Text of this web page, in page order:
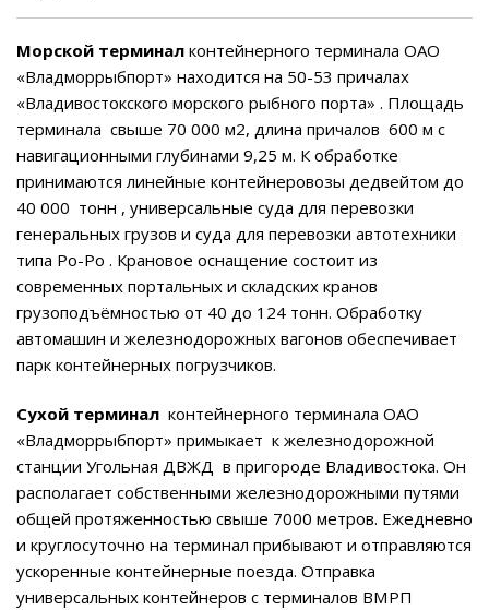
Морской терминалконтейнерного терминала ОАО
«Владморрыбпорт» находится на 50-53 причалах
«Владивостокского морского рыбного порта» . Площадь
терминала свыше 70 000 м2, длина причалов 600 м с
навигационными глубинами 9,25 м. К обработке
принимаются линейные контейнеровозы дедвейтом до
40 000 тонн , универсальные суда для перевозки
генеральных грузов и суда для перевозки автотехники
типа Ро-Ро . Крановое оснащение состоит из
современных портальных и складских кранов
грузоподъёмностью от 40 до 124 тонн. Обработку
автомашин и железнодорожных вагонов обеспечивает
парк контейнерных погрузчиков.
Сухой терминал контейнерного терминала ОАО
«Владморрыбпорт» примыкает к железнодорожной
станции Угольная ДВЖД в пригороде Владивостока. Он
располагает собственными железнодорожными путями
общей протяженностью свыше 7000 метров. Ежедневно
и круглосуточно на терминал прибывают и отправляются
ускоренные контейнерные поезда. Отправка
универсальных контейнеров с терминалов ВМРП